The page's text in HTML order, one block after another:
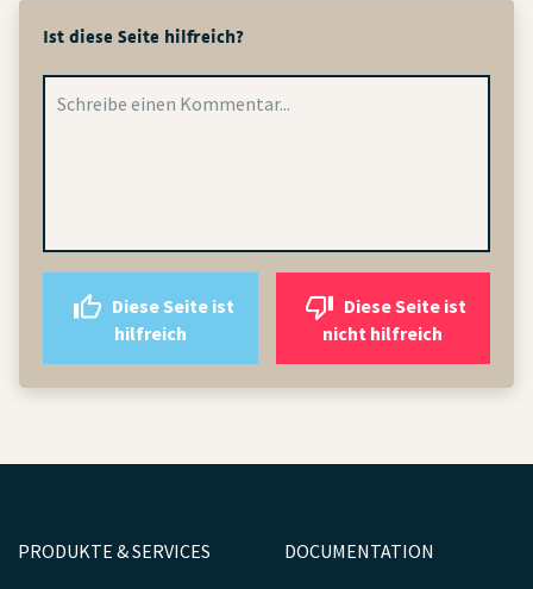
Ist diese Seite hilfreich?
hilfreich
nicht hilfreich
PRODUKTE & SERVICES DOCUMENTATION